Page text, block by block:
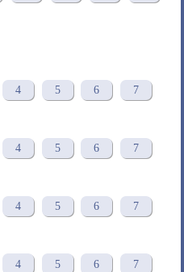
4 5 6 7
4 5 6 7
4 5 6 7
4 5 6 7